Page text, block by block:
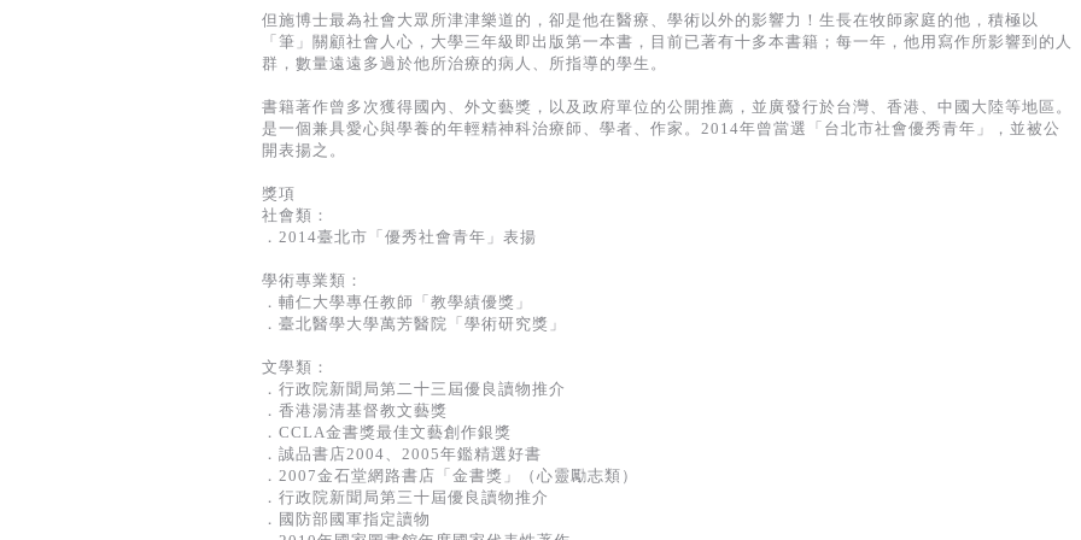
但施博士最為社會大眾所津津樂道的，卻是他在醫療、學術以外的影響力！生長在牧師家庭的他，積極以
「筆」關顧社會人心，大學三年級即出版第一本書，目前已著有十多本書籍；每一年，他用寫作所影響到的人
群，數量遠遠多過於他所治療的病人、所指導的學生。
書籍著作曾多次獲得國內、外文藝獎，以及政府單位的公開推薦，並廣發行於台灣、香港、中國大陸等地區。
是一個兼具愛心與學養的年輕精神科治療師、學者、作家。2014年曾當選「台北市社會優秀青年」，並被公
開表揚之。
獎項
社會類：
．2014臺北市「優秀社會青年」表揚
學術專業類：
．輔仁大學專任教師「教學績優獎」
．臺北醫學大學萬芳醫院「學術研究獎」
文學類：
．行政院新聞局第二十三屆優良讀物推介
．香港湯清基督教文藝獎
．CCLA金書獎最佳文藝創作銀獎
．誠品書店2004、2005年鑑精選好書
．2007金石堂網路書店「金書獎」（心靈勵志類）
．行政院新聞局第三十屆優良讀物推介
．國防部國軍指定讀物